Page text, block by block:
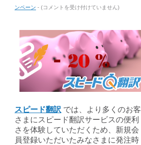
ンペーン - (【期
定】
い
ま
会
員
登
録
コメントを受け付けていません)
スピード翻訳 では、より多くのお客
さまにスピード翻訳サービスの便利
さを体験していただくため、新規会
員登録いただいたみなさまに発注時